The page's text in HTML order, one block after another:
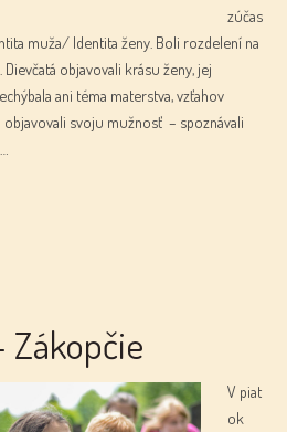
zúčas
muža/ Identita ženy. Boli rozdelení na
objavovali krásu ženy, jej
ani téma materstva, vzťahov
objavovali svoju mužnosť – spoznávali
Zákopčie
V piat
ok